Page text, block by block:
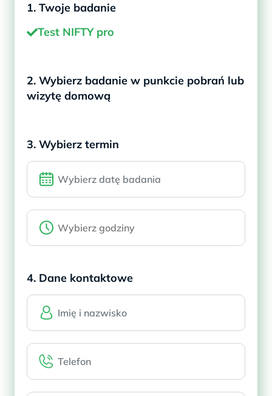
1. Twoje badanie
Test NIFTY pro
2. Wybierz badanie w punkcie pobrań lub
wizytę domową
3. Wybierz termin
4. Dane kontaktowe